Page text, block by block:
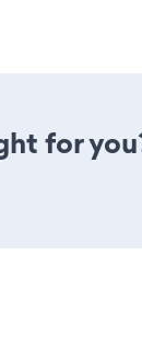
for